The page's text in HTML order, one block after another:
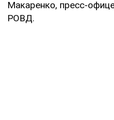
Макаренко, пресс-
РОВД.